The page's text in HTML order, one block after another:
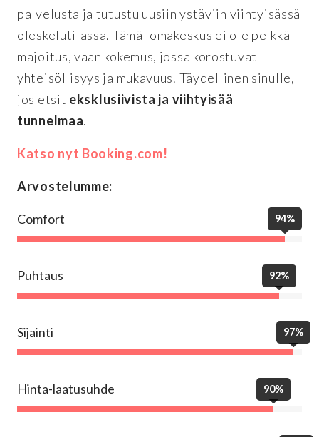
palvelusta ja tutustu uusiin ystäviin viihtyisässä
oleskelutilassa. Tämä lomakeskus ei ole pelkkä
majoitus, vaan kokemus, jossa korostuvat
yhteisöllisyys ja mukavuus. Täydellinen sinulle,
jos etsit eksklusiivista ja viihtyisää
tunnelmaa.
Katso nyt Booking.com!
Arvostelumme:
Comfort 94%
Puhtaus 92%
Sijainti 97%
Hinta-laatusuhde 90%